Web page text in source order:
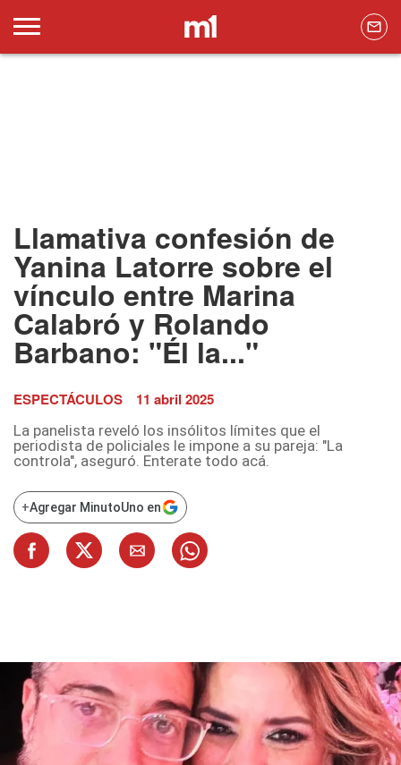
Llamativa confesión de
Yanina Latorre sobre el
vínculo entre Marina
Calabró y Rolando
Barbano: "Él la..."
ESPECTÁCULOS 11 abril 2025
La panelista reveló los insólitos límites que el
periodista de policiales le impone a su pareja: "La
controla", aseguró. Enterate todo acá.
+Agregar MinutoUno en